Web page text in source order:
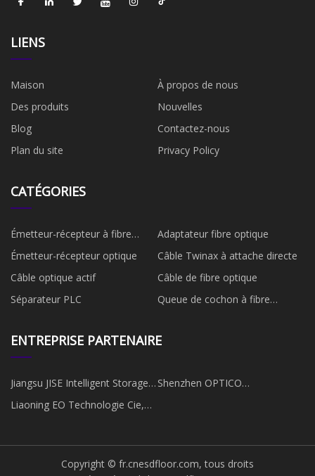
LIENS
Maison
À propos de nous
Des produits
Nouvelles
Blog
Contactez-nous
Plan du site
Privacy Policy
CATÉGORIES
Émetteur-récepteur à fibre
optique
Adaptateur fibre optique
Émetteur-récepteur optique
Câble Twinax à attache directe
Câble optique actif
Câble de fibre optique
Séparateur PLC
Queue de cochon à fibre
ENTREPRISE PARTENAIRE
Jiangsu JISE Intelligent Storage
Equipment Co., Ltd
Shenzhen OPTICO
Liaoning EO Technologie Cie,
Copyright © fr.cnesdfloor.com, tous droits